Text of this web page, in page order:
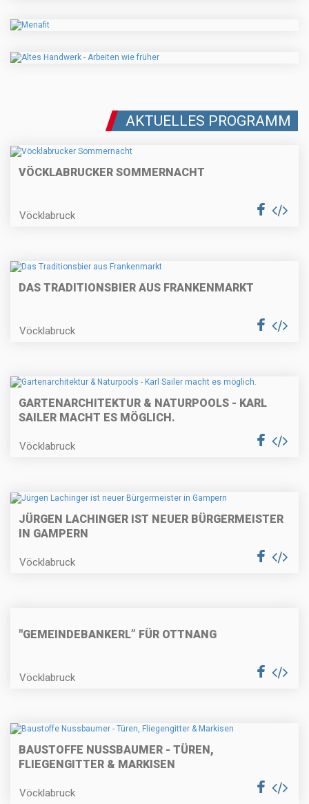
AKTUELLES PROGRAMM
VÖCKLABRUCKER SOMMERNACHT
Vöcklabruck
DAS TRADITIONSBIER AUS FRANKENMARKT
Vöcklabruck
GARTENARCHITEKTUR & NATURPOOLS - KARL
SAILER MACHT ES MÖGLICH.
Vöcklabruck
JÜRGEN LACHINGER IST NEUER BÜRGERMEISTER
IN GAMPERN
Vöcklabruck
"GEMEINDEBANKERL” FÜR OTTNANG
Vöcklabruck
BAUSTOFFE NUSSBAUMER - TÜREN,
FLIEGENGITTER & MARKISEN
Vöcklabruck